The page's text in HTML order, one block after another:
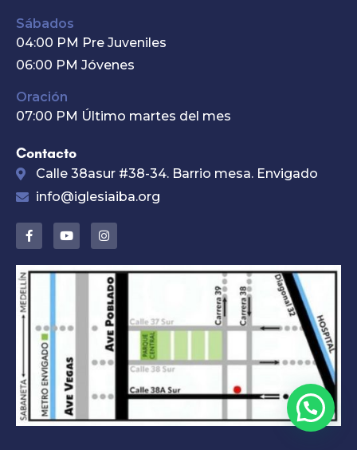
Sábados
04:00 PM Pre Juveniles
06:00 PM Jóvenes
Oración
07:00 PM Último martes del mes
Contacto
Calle 38asur #38-34. Barrio mesa. Envigado
info@iglesiaiba.org